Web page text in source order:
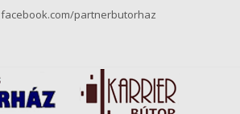
facebook.com/partnerbutorhaz